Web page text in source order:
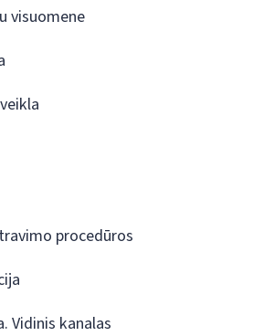
visuomene
procedūros
Vidinis kanalas